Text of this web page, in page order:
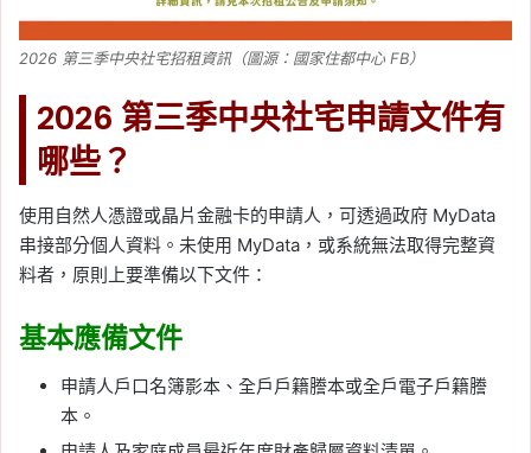
2026 第三季中央社宅招租資訊（圖源：國家住都中心 FB）
2026 第三季中央社宅申請文件有
哪些？
使用自然人憑證或晶片金融卡的申請人，可透過政府 MyData
串接部分個人資料。未使用 MyData，或系統無法取得完整資
料者，原則上要準備以下文件：
基本應備文件
申請人戶口名簿影本、全戶戶籍謄本或全戶電子戶籍謄
本。